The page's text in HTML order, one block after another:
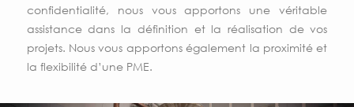
confidentialité, nous vous apportons une véritable
assistance dans la définition et la réalisation de vos
projets. Nous vous apportons également la proximité et
la flexibilité d’une PME.